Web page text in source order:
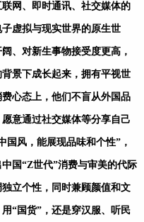
网、即时通讯、社交媒体的
虚拟与现实世界的原生世
、对新生事物接受度更高，
景下成长起来，拥有平视世
心态上，他们不盲从外国品
意通过社交媒体等分享自己
国风，能展现品味和个性”，
国“Z世代”消费与审美的代际
立个性，同时兼顾颜值和文
“国货”，还是穿汉服、听民